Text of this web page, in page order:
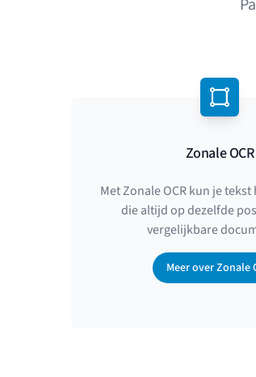
Zonale OCR
Met Zonale OCR kun je
die altijd op dezelfde
vergelijkbare
Meer over Zonale